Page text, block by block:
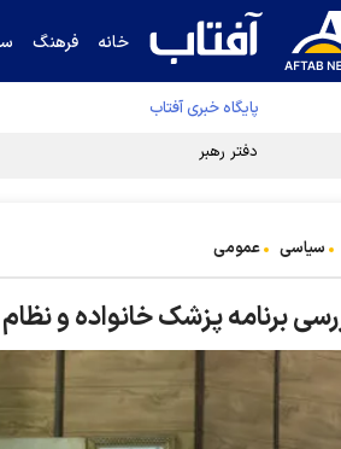
خانه فرهنگ
پایگاه خبری آفتاب
دفتر رهبر انقلاب ادعای خرازی درباره
سیاسی عمومی
برنامه پزشک خانواده و